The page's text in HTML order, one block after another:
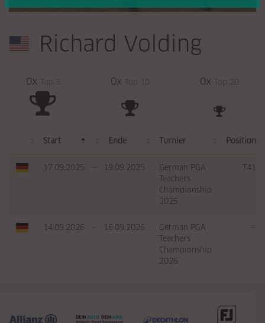
Richard Volding
0x Top 3 0x Top 10 0x Top 20
Start Ende Turnier Position
17.09.2025 — 19.09.2025
German PGA
Teachers
Championship
2025
T41
14.09.2026 — 16.09.2026
German PGA
Teachers
Championship
2026
—